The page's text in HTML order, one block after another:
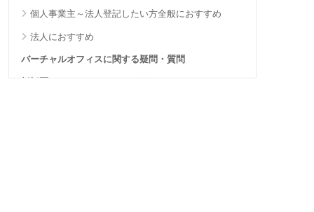
個人事業主～法人登記したい方全般におすすめ
法人におすすめ
バーチャルオフィスに関する疑問・質問